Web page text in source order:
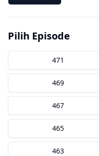
Pilih Episode
471
469
467
465
463